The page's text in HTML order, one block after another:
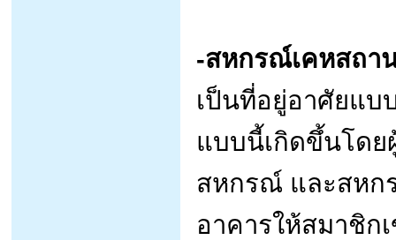
-สหกรณ์เคหสถา
เป็นที่อยู่อาศัยแ
แบบนี้เกิดขึ้นโดย
สหกรณ์ และสหก
อาคารให้สมาชิก